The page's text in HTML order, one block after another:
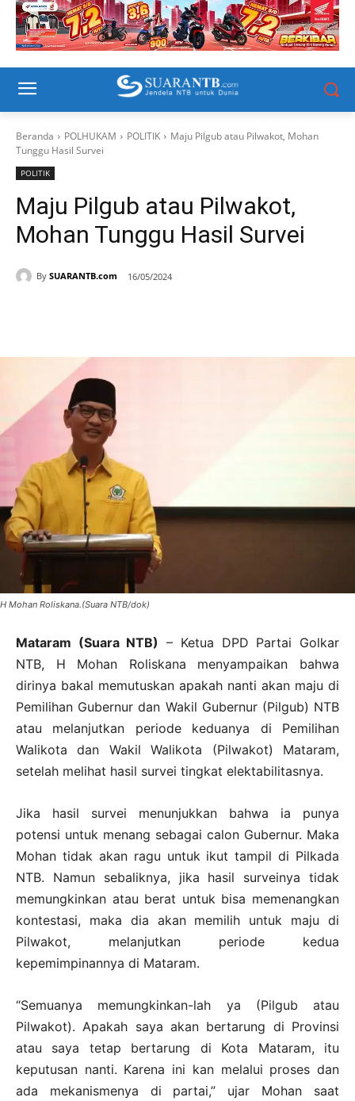
Beranda POLHUKAM POLITIK
Maju Pilgub atau Pilwakot, Mohan
Tunggu Hasil Survei
POLITIK
Maju Pilgub atau Pilwakot,
Mohan Tunggu Hasil Survei
By SUARANTB.com 16/05/2024
H Mohan Roliskana.(Suara NTB/dok)
Mataram (Suara NTB) – Ketua DPD Partai Golkar
NTB, H Mohan Roliskana menyampaikan bahwa
dirinya bakal memutuskan apakah nanti akan maju di
Pemilihan Gubernur dan Wakil Gubernur (Pilgub) NTB
atau melanjutkan periode keduanya di Pemilihan
Walikota dan Wakil Walikota (Pilwakot) Mataram,
setelah melihat hasil survei tingkat elektabilitasnya.
Jika hasil survei menunjukkan bahwa ia punya
potensi untuk menang sebagai calon Gubernur. Maka
Mohan tidak akan ragu untuk ikut tampil di Pilkada
NTB. Namun sebaliknya, jika hasil surveinya tidak
memungkinkan atau berat untuk bisa memenangkan
kontestasi, maka dia akan memilih untuk maju di
Pilwakot, melanjutkan periode kedua
kepemimpinannya di Mataram.
“Semuanya memungkinkan-lah ya (Pilgub atau
Pilwakot). Apakah saya akan bertarung di Provinsi
atau saya tetap bertarung di Kota Mataram, itu
keputusan nanti. Karena ini kan melalui proses dan
ada mekanismenya di partai,” ujar Mohan saat